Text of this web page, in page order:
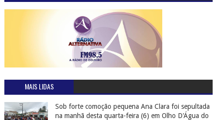
MAIS LIDAS
Sob forte comoção pequena Ana Clara foi sepultada
na manhã desta quarta-feira (6) em Olho D'Água do